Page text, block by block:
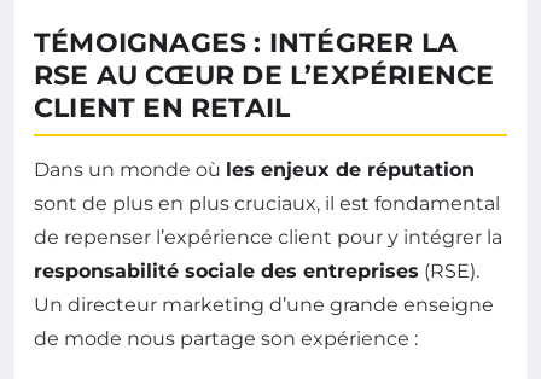
TÉMOIGNAGES : INTÉGRER LA
RSE AU CŒUR DE L’EXPÉRIENCE
CLIENT EN RETAIL
Dans un monde où les enjeux de réputation
sont de plus en plus cruciaux, il est fondamental
de repenser l’expérience client pour y intégrer la
responsabilité sociale des entreprises (RSE).
Un directeur marketing d’une grande enseigne
de mode nous partage son expérience :